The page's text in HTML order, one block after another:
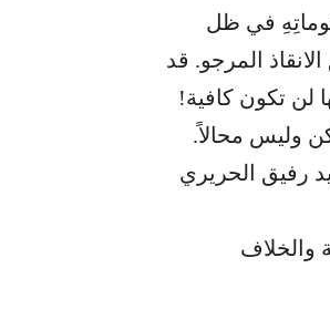
في ظل
المرجو. قد
لن تكون كافية!
وليس محالاً.
الرئيس الشهيد رفيق الحريري
والخلاف